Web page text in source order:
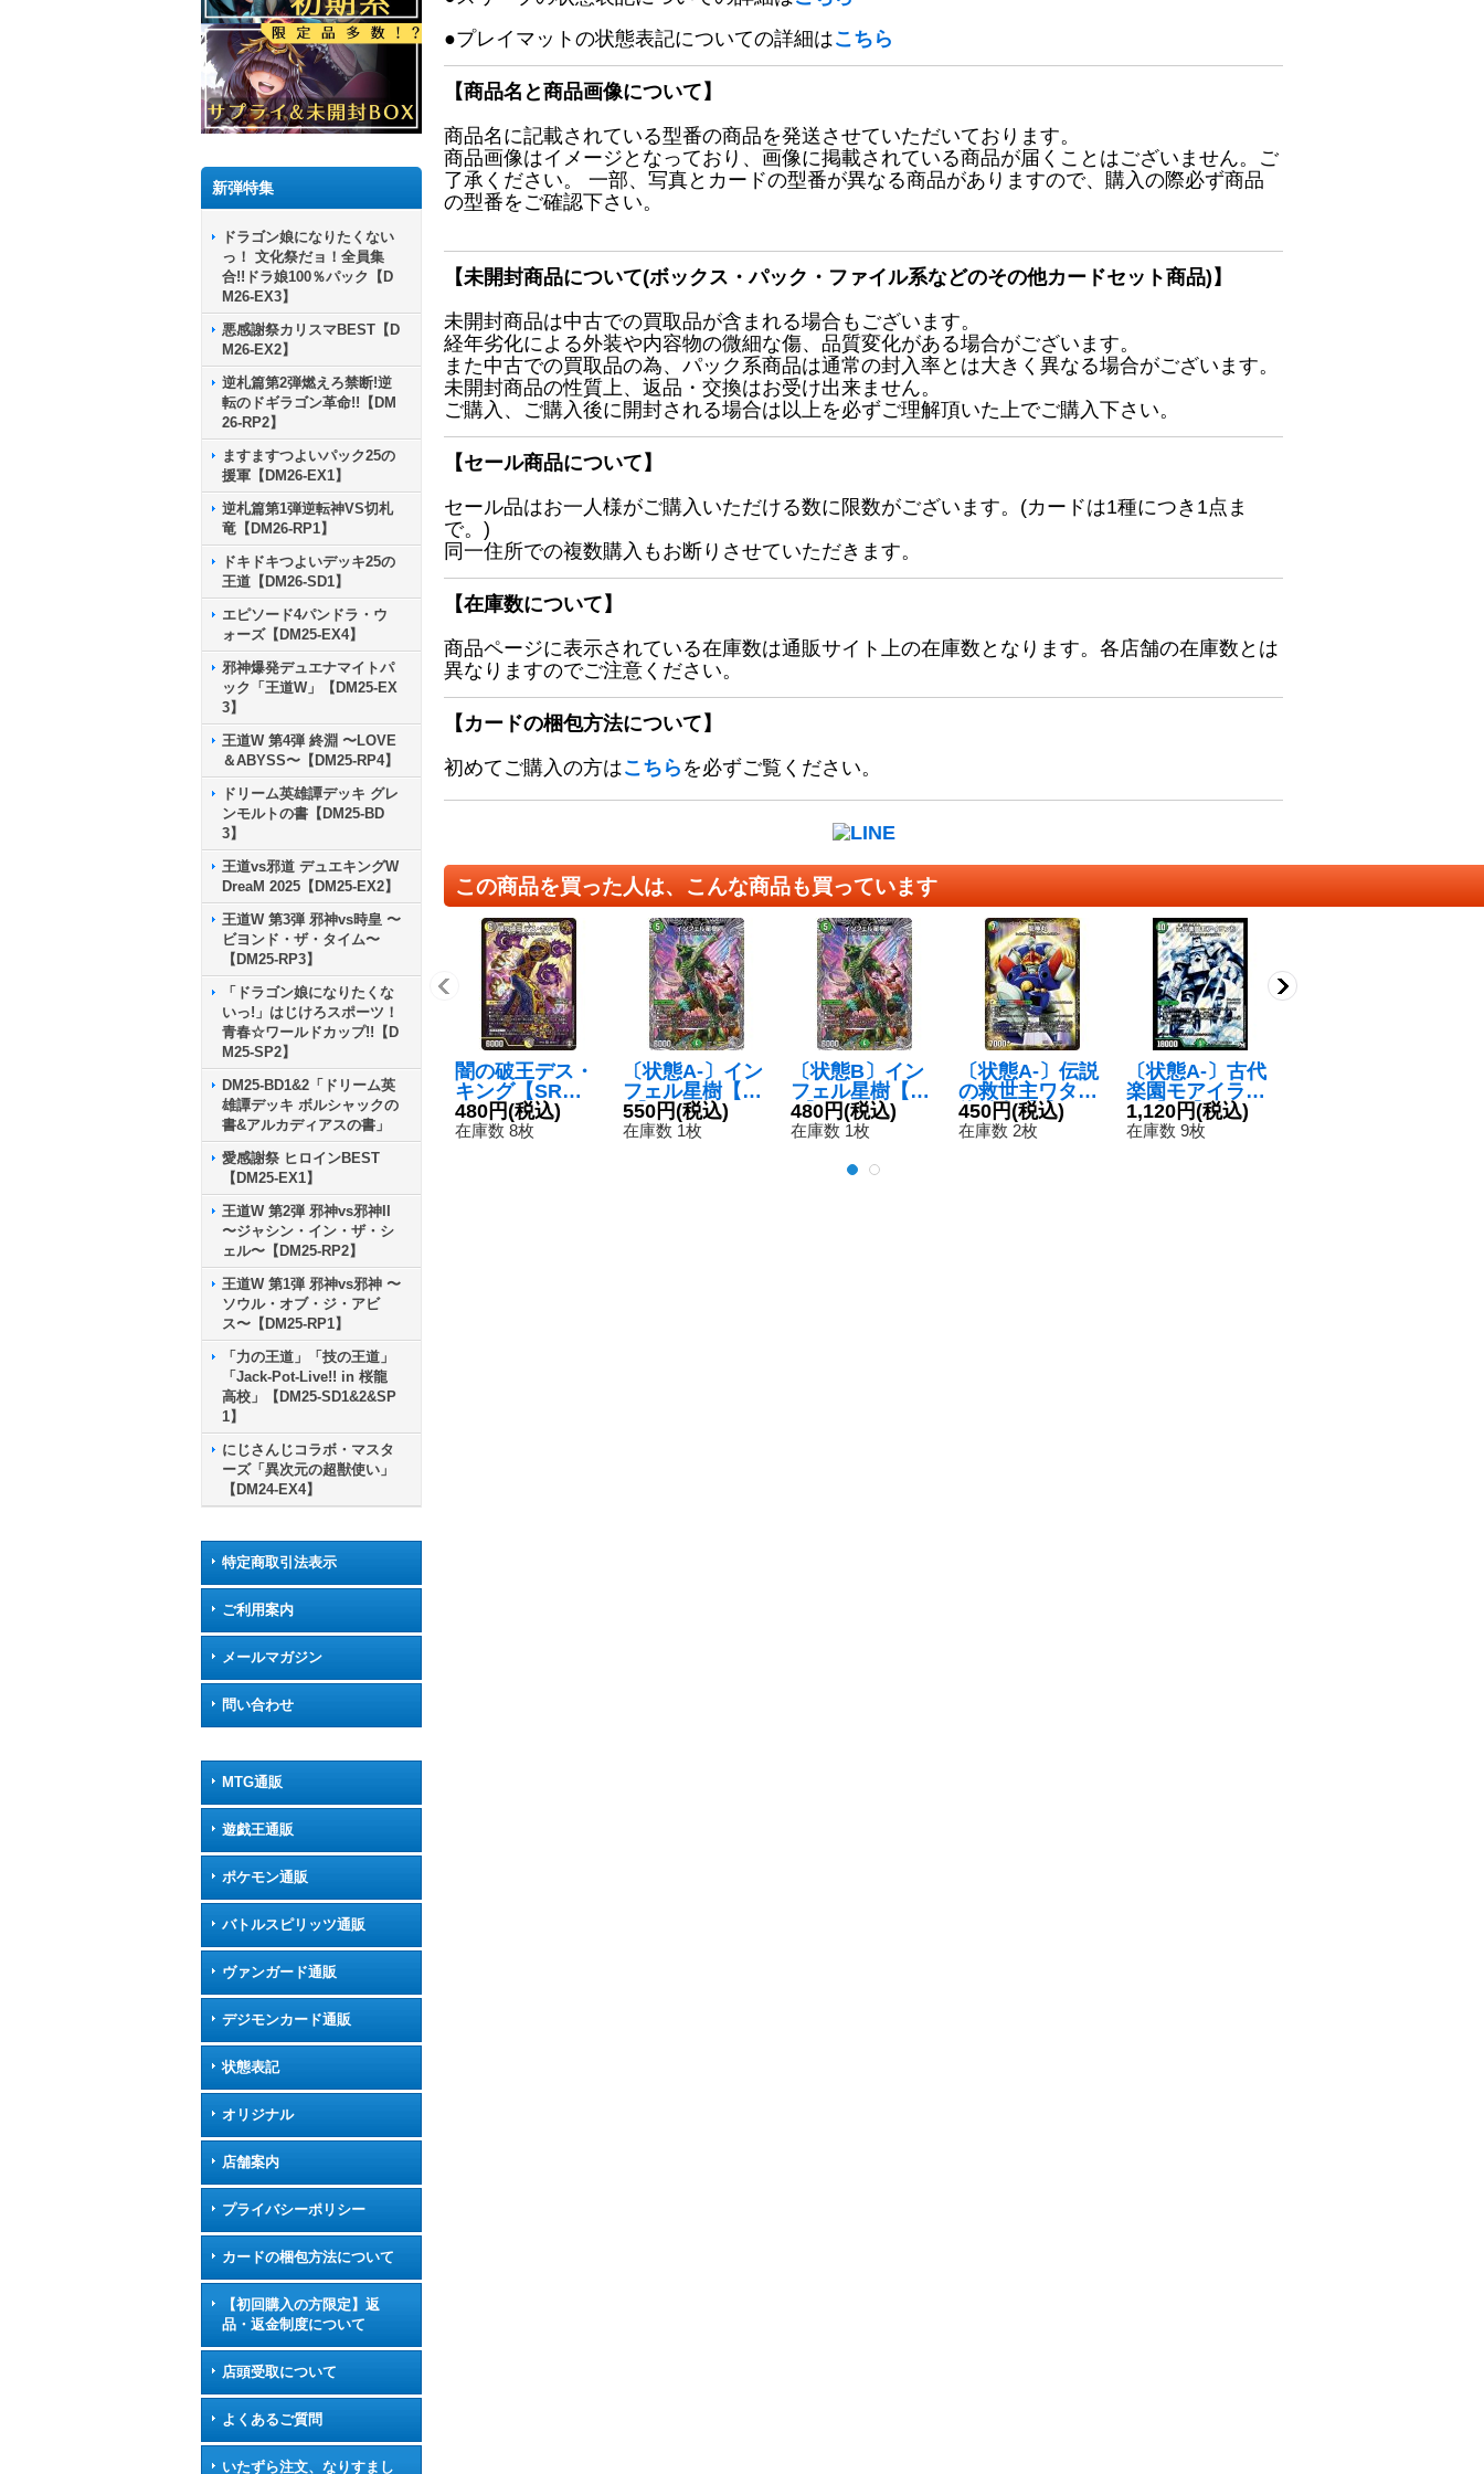
新弾特集
ドラゴン娘になりたくない
っ！ 文化祭だョ！全員集
合!!ドラ娘100％パック【D
M26-EX3】
悪感謝祭カリスマBEST【D
M26-EX2】
逆札篇第2弾燃えろ禁断!逆
転のドギラゴン革命!!【DM
26-RP2】
ますますつよいパック25の
援軍【DM26-EX1】
逆札篇第1弾逆転神VS切札
竜【DM26-RP1】
ドキドキつよいデッキ25の
王道【DM26-SD1】
エピソード4パンドラ・ウ
ォーズ【DM25-EX4】
邪神爆発デュエナマイトパ
ック「王道W」【DM25-EX
3】
王道W 第4弾 終淵 〜LOVE
＆ABYSS〜【DM25-RP4】
ドリーム英雄譚デッキ グレ
ンモルトの書【DM25-BD
3】
王道vs邪道 デュエキングW
DreaM 2025【DM25-EX2】
王道W 第3弾 邪神vs時皇 〜
ビヨンド・ザ・タイム〜
【DM25-RP3】
「ドラゴン娘になりたくな
いっ!」はじけろスポーツ！
青春☆ワールドカップ!!【D
M25-SP2】
DM25-BD1&2「ドリーム英
雄譚デッキ ボルシャックの
書&アルカディアスの書」
愛感謝祭 ヒロインBEST
【DM25-EX1】
王道W 第2弾 邪神vs邪神II
〜ジャシン・イン・ザ・シ
ェル〜【DM25-RP2】
王道W 第1弾 邪神vs邪神 〜
ソウル・オブ・ジ・アビ
ス〜【DM25-RP1】
「力の王道」「技の王道」
「Jack-Pot-Live!! in 桜龍
高校」【DM25-SD1&2&SP
1】
にじさんじコラボ・マスタ
ーズ「異次元の超獣使い」
【DM24-EX4】
特定商取引法表示
ご利用案内
メールマガジン
問い合わせ
MTG通販
遊戯王通販
ポケモン通販
バトルスピリッツ通販
ヴァンガード通販
デジモンカード通販
状態表記
オリジナル
店舗案内
プライバシーポリシー
カードの梱包方法について
【初回購入の方限定】返
品・返金制度について
店頭受取について
よくあるご質問
いたずら注文、なりすまし
●プレイマットの状態表記についての詳細はこちら
【商品名と商品画像について】
商品名に記載されている型番の商品を発送させていただいております。
商品画像はイメージとなっており、画像に掲載されている商品が届くことはございません。ご
了承ください。 一部、写真とカードの型番が異なる商品がありますので、購入の際必ず商品
の型番をご確認下さい。
【未開封商品について(ボックス・パック・ファイル系などのその他カードセット商品)】
未開封商品は中古での買取品が含まれる場合もございます。
経年劣化による外装や内容物の微細な傷、品質変化がある場合がございます。
また中古での買取品の為、パック系商品は通常の封入率とは大きく異なる場合がございます。
未開封商品の性質上、返品・交換はお受け出来ません。
ご購入、ご購入後に開封される場合は以上を必ずご理解頂いた上でご購入下さい。
【セール商品について】
セール品はお一人様がご購入いただける数に限数がございます。(カードは1種につき1点ま
で。)
同一住所での複数購入もお断りさせていただきます。
【在庫数について】
商品ページに表示されている在庫数は通販サイト上の在庫数となります。各店舗の在庫数とは
異なりますのでご注意ください。
【カードの梱包方法について】
初めてご購入の方はこちら を必ずご覧ください。
この商品を買った人は、こんな商品も買っています
闇の破王デス・
キング【SR】
{RP15S6/S11}
《多》
480円(税込)
在庫数 8枚
〔状態A-〕イン
フェル星樹【V
R】{23RP1TR9/
TR9}《自然》
550円(税込)
在庫数 1枚
〔状態B〕イン
フェル星樹【V
R】{23RP1TR9/
TR9}《自然》
480円(税込)
在庫数 1枚
〔状態A-〕伝説
の救世主ワタル/
龍神丸【-】{EX
08304b/???/30
450円(税込)
在庫数 2枚
〔状態A-〕古代
楽園モアイラン
ド【SE】{RP02
S10秘/S10}《自
1,120円(税込)
在庫数 9枚